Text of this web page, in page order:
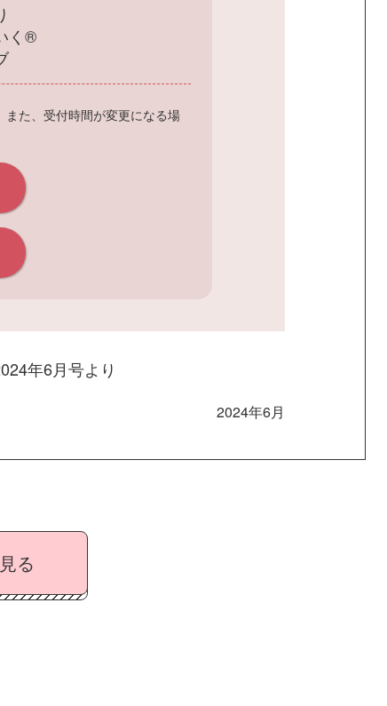
く®
た、受付時間が変更になる場
年6月号より
2024年6月
る